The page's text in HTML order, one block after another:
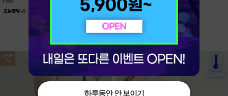
NEW
7%
NEW
7%
하루동안 안 보이기
하루동안 안 보이기